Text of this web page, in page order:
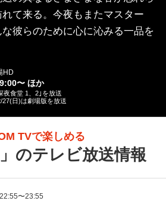
て来る。今夜もまたマスター
な彼らのために心に沁みる一品を
HD
〜 ほか
食堂 1、2｣を放送
日)は劇場版を放送
TVで楽しめる
」のテレビ放送情報
〜23:55